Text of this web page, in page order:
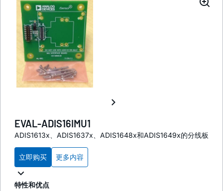
EVAL-ADIS16IMU1
ADIS1613x、ADIS1637x、ADIS1648x和ADIS1649x的分线板
立即购买 更多内容
特性和优点